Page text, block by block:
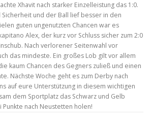
Xhavit nach starker Einzelleistung das 1:0.
und der Ball lief besser in den
guten ungenutzten Chancen war es
Alex, der kurz vor Schluss sicher zum 2:0
Nach verlorener Seitenwahl vor
das mindeste. Ein großes Lob gilt vor allem
kaum Chancen des Gegners zuließ und einen
Nächste Woche geht es zum Derby nach
auf eure Unterstützung in diesem wichtigen
dem Sportplatz das Schwarz und Gelb
nach Neustetten holen!